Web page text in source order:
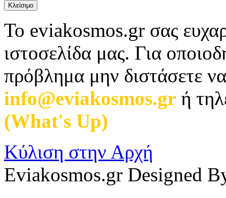
Κλείσιμο
Το eviakosmos.gr σας
ιστοσελίδα μας. Για
πρόβλημα μην διστάσετε
info@eviakosmos.gr ή
(What's Up)
Κύλιση στην Αρχή
Eviakosmos.gr Designed